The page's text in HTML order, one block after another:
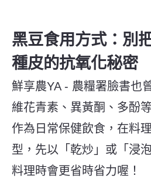
黑豆食用方式：別
種皮的抗氧化秘密
鮮享農YA - 農糧署臉書也
維花青素、異黃酮、多酚
作為日常保健飲食，在料
型，先以「乾炒」或「浸
料理時會更省時省力喔！